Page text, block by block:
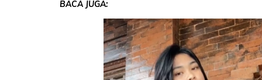
BACA JUGA: